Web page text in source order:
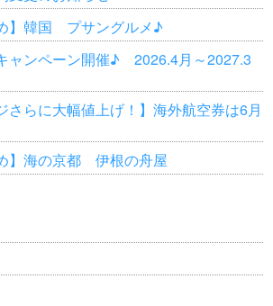
】韓国 プサングルメ♪
ャンペーン開催♪ 2026.4月～2027.3
さらに大幅値上げ！】海外航空券は6月
】海の京都 伊根の舟屋